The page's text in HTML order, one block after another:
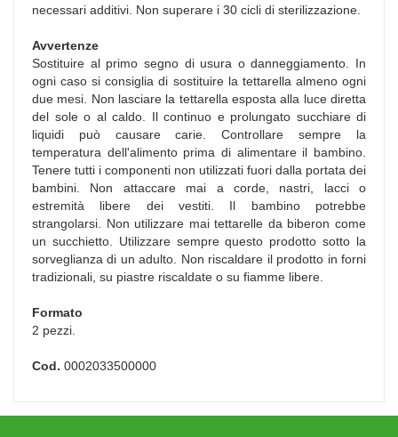
necessari additivi. Non superare i 30 cicli di sterilizzazione.
Avvertenze
Sostituire al primo segno di usura o danneggiamento. In
ogni caso si consiglia di sostituire la tettarella almeno ogni
due mesi. Non lasciare la tettarella esposta alla luce diretta
del sole o al caldo. Il continuo e prolungato succhiare di
liquidi può causare carie. Controllare sempre la
temperatura dell'alimento prima di alimentare il bambino.
Tenere tutti i componenti non utilizzati fuori dalla portata dei
bambini. Non attaccare mai a corde, nastri, lacci o
estremità libere dei vestiti. Il bambino potrebbe
strangolarsi. Non utilizzare mai tettarelle da biberon come
un succhietto. Utilizzare sempre questo prodotto sotto la
sorveglianza di un adulto. Non riscaldare il prodotto in forni
tradizionali, su piastre riscaldate o su fiamme libere.
Formato
2 pezzi.
Cod. 0002033500000